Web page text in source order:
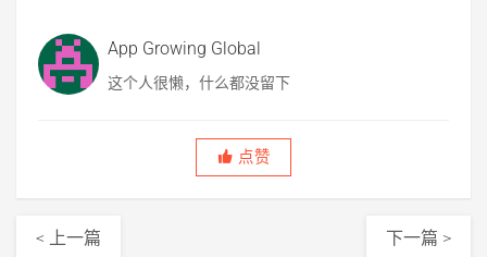
App Growing Global
这个人很懒，什么都没留下
点赞
< 上一篇 下一篇 >